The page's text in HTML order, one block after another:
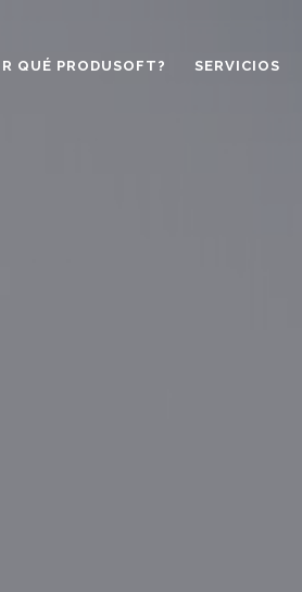
QUÉ PRODUSOFT? SERVICIOS